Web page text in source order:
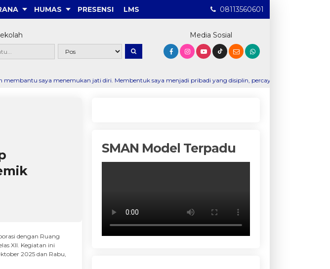
HUMAS PRESENSI LMS 08113560601
Media Sosial
jati diri. Membentuk saya menjadi pribadi yang disiplin, percaya diri, dan mampu bersosialisasi.
dengan Ruang
XII. Kegiatan ini
2025 dan Rabu,
SMAN Model Terpadu